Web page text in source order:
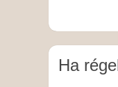
Ha